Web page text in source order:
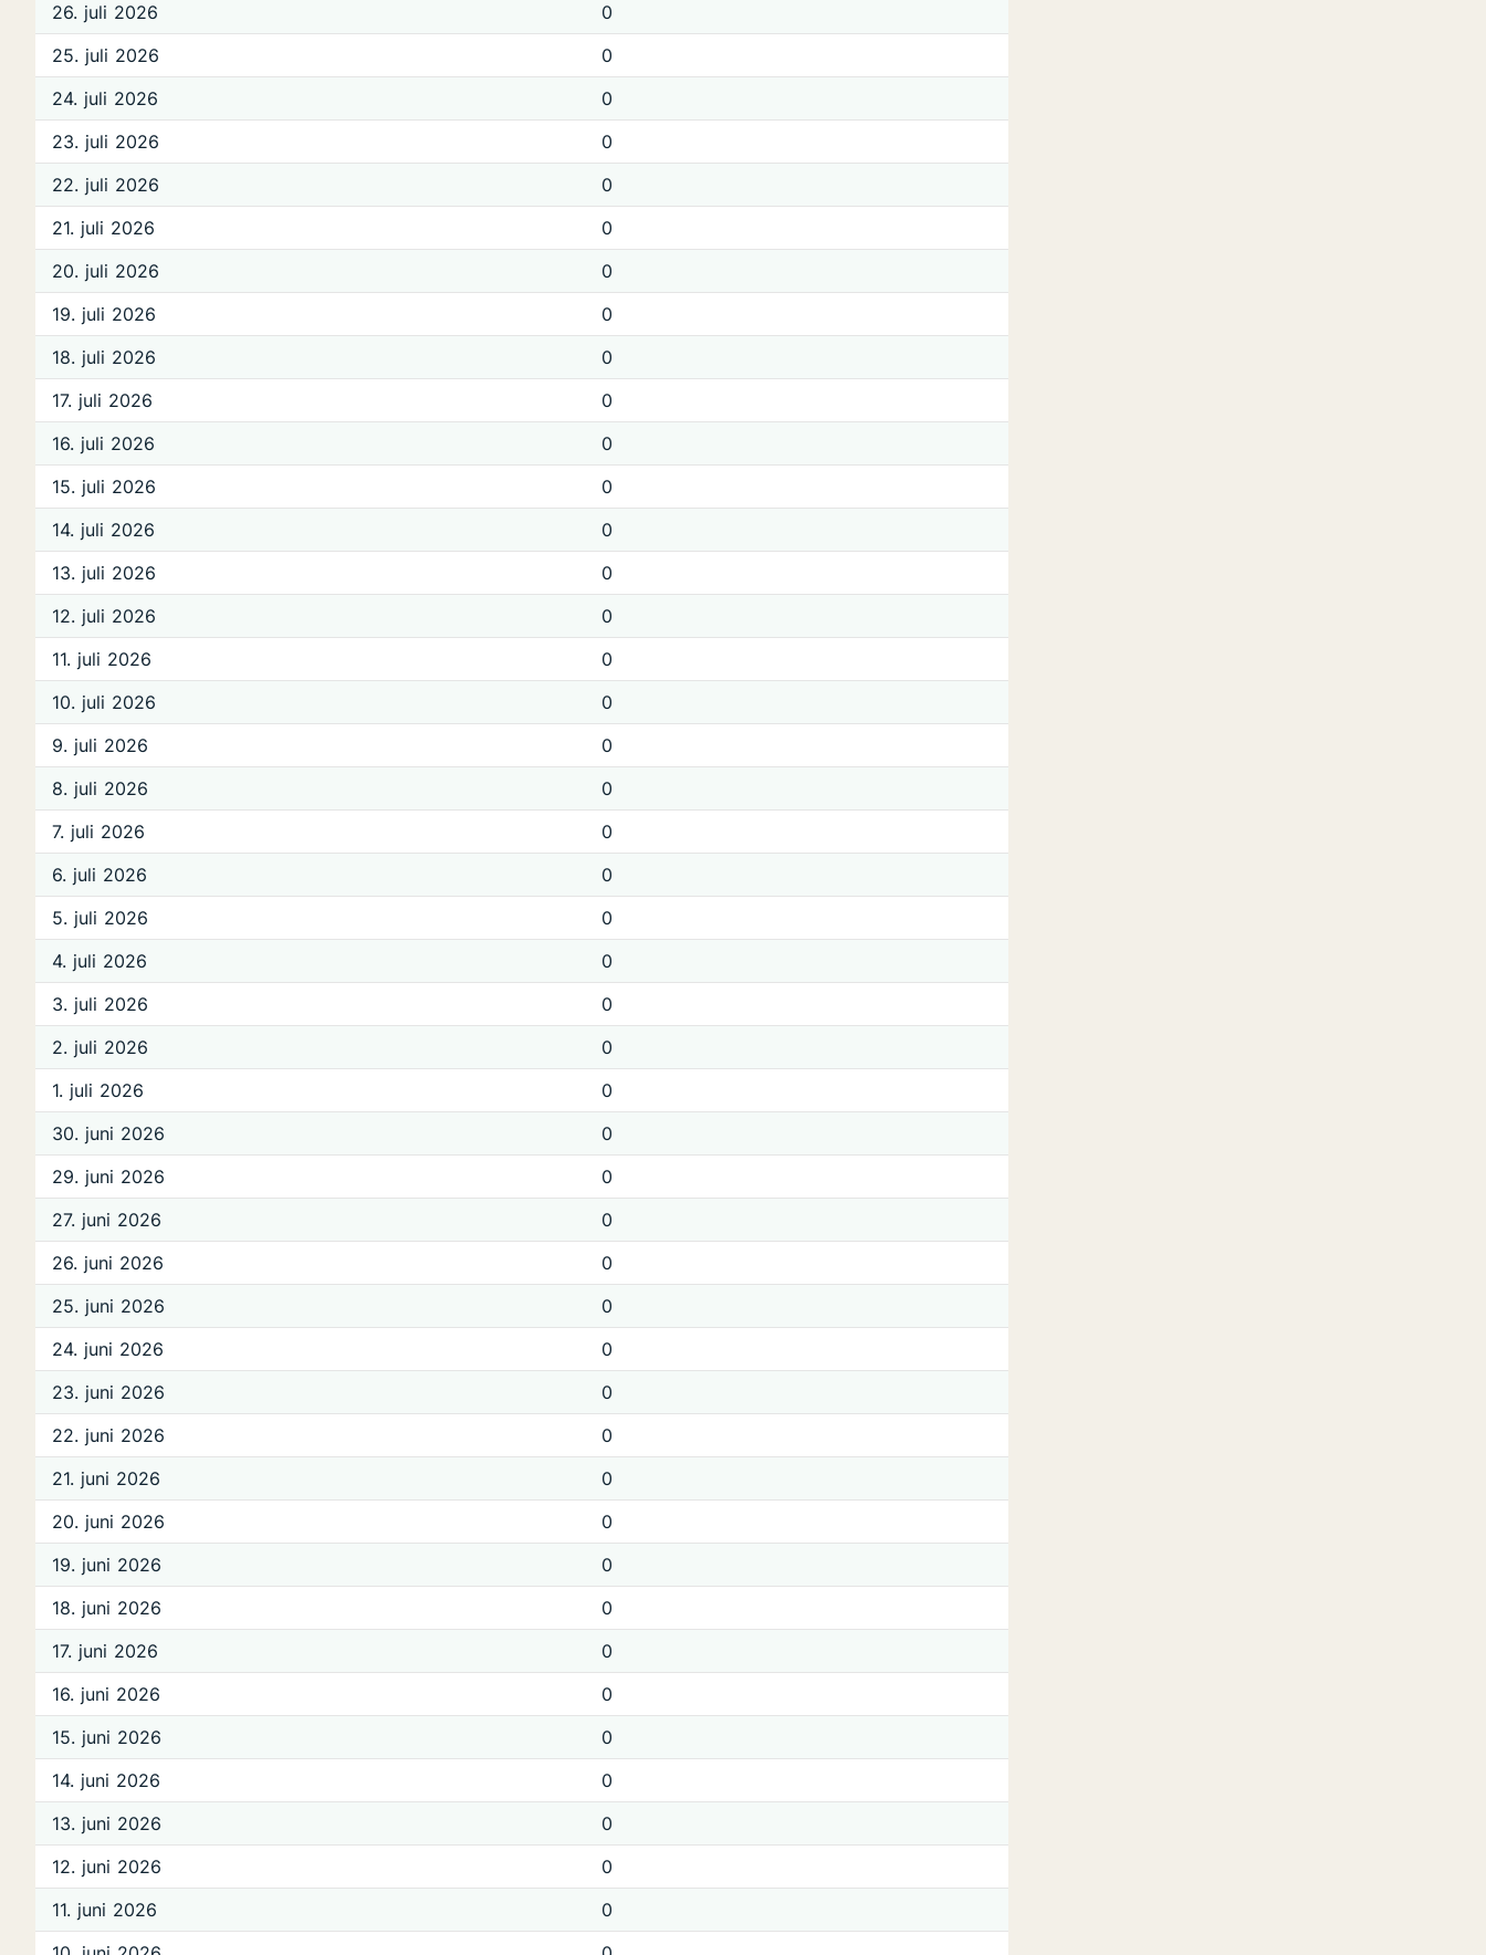
26. juli 2026
0
25. juli 2026
0
24. juli 2026
0
23. juli 2026
0
22. juli 2026
0
21. juli 2026
0
20. juli 2026
0
19. juli 2026
0
18. juli 2026
0
17. juli 2026
0
16. juli 2026
0
15. juli 2026
0
14. juli 2026
0
13. juli 2026
0
12. juli 2026
0
11. juli 2026
0
10. juli 2026
0
9. juli 2026
0
8. juli 2026
0
7. juli 2026
0
6. juli 2026
0
5. juli 2026
0
4. juli 2026
0
3. juli 2026
0
2. juli 2026
0
1. juli 2026
0
30. juni 2026
0
29. juni 2026
0
27. juni 2026
0
26. juni 2026
0
25. juni 2026
0
24. juni 2026
0
23. juni 2026
0
22. juni 2026
0
21. juni 2026
0
20. juni 2026
0
19. juni 2026
0
18. juni 2026
0
17. juni 2026
0
16. juni 2026
0
15. juni 2026
0
14. juni 2026
0
13. juni 2026
0
12. juni 2026
0
11. juni 2026
0